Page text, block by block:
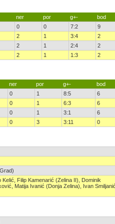
ner por g+-
bod
0 0 7:2
9
2 1 3:4
2
2 1 2:4
2
2 1 1:3 2
ner por g+-
bod
0 1 8:5
6
0 1 6:3
6
0 1 3:1
6
0 3 3:11 0
Filip Kamenarić (Zelina II), Dominik
Matija Ivanić (Donja Zelina), Ivan